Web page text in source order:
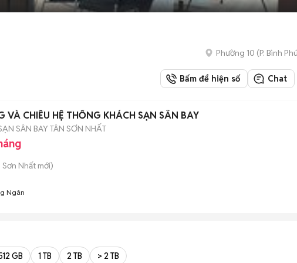
Phường 10 (P. Bình Phú
Bấm để hiện số Chat
VÀ CHIỀU HỆ THỐNG KHÁCH SẠN SÂN BAY
SÂN BAY TÂN SƠN NHẤT
Sơn Nhất mới)
Ngân
GB 1 TB 2 TB > 2 TB